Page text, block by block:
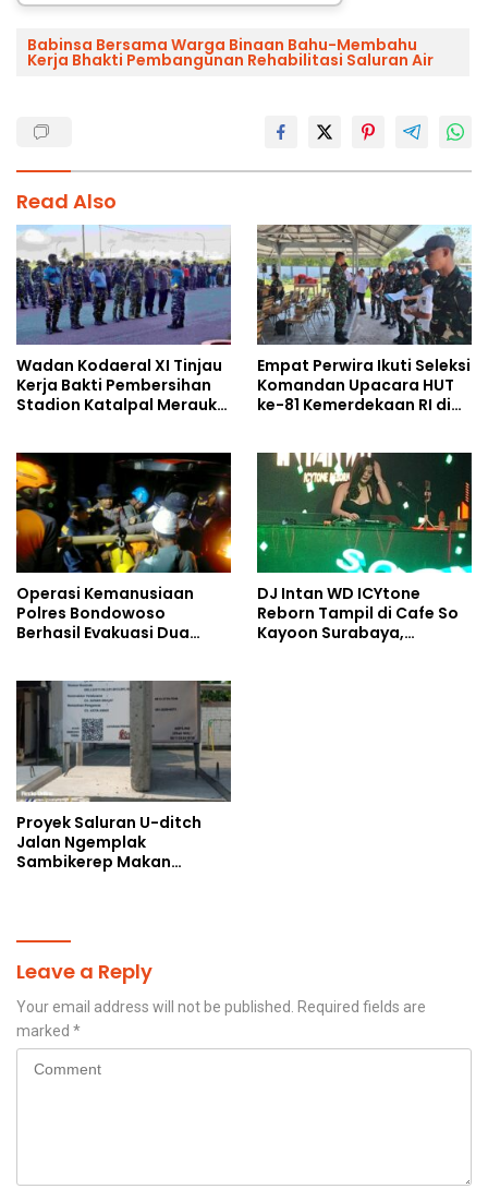
Babinsa Bersama Warga Binaan Bahu-Membahu
Kerja Bhakti Pembangunan Rehabilitasi Saluran Air
Read Also
Wadan Kodaeral XI Tinjau
Kerja Bakti Pembersihan
Stadion Katalpal Merauke,
Empat Perwira Ikuti Seleksi
Komandan Upacara HUT
ke-81 Kemerdekaan RI di
Operasi Kemanusiaan
Polres Bondowoso
Berhasil Evakuasi Dua
DJ Intan WD ICYtone
Reborn Tampil di Cafe So
Kayoon Surabaya,
Proyek Saluran U-ditch
Jalan Ngemplak
Sambikerep Makan
Warga
Leave a Reply
Your email address will not be published.
Required fields are
marked *